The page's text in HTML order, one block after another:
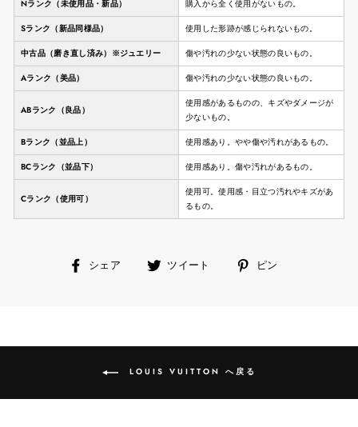
Nランク（未使用品・新品）
購入から全く使用がないもの。
Sランク（新品同様品） 使用した形跡が感じられないもの。
中古品（磨き直し済み）※ジュエリー 傷や汚れの少ない状態の良いもの。
Aランク（美品） 傷や汚れの少ない状態の良いもの。
ABランク（良品）
使用感があるものの、キズやダメージが
少ないもの。
Bランク（並品上） 使用感あり。やや傷や汚れがあるもの。
BCランク（並品下） 使用感あり。傷や汚れがあるもの。
Cランク（使用可）
使用可。使用感・目立つ汚れやキズがあ
るもの。
シェア
facebook
る
ツイート ピン
LOUIS VUITTON へ戻る